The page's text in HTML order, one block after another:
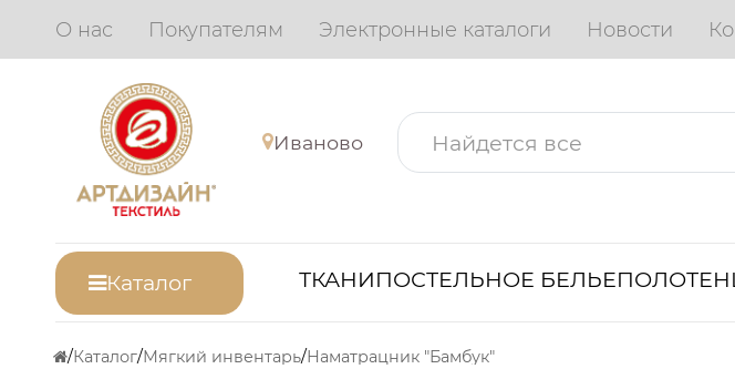
О нас Покупателям Электронные каталоги Новости
Иваново
Каталог ТКАНИПОСТЕЛЬНОЕ БЕЛЬЕ
Каталог Мягкий инвентарь Наматрацник "Бамбук"